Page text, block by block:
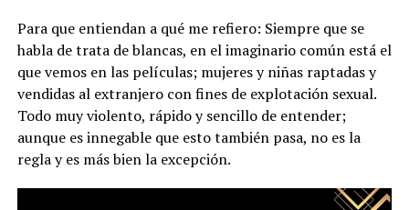
Para que entiendan a qué me refiero: Siempre que se
habla de trata de blancas, en el imaginario común está el
que vemos en las películas; mujeres y niñas raptadas y
vendidas al extranjero con fines de explotación sexual.
Todo muy violento, rápido y sencillo de entender;
aunque es innegable que esto también pasa, no es la
regla y es más bien la excepción.